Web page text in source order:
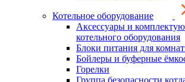
Котельное оборудование
Аксессуары и
котельного оборудования
Блоки питания для
Бойлеры и буферные
Горелки
Группа безопасности